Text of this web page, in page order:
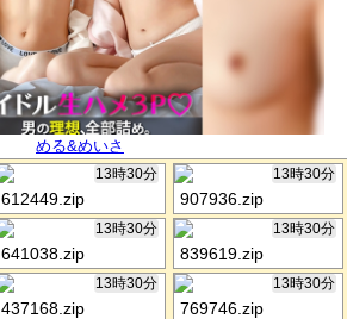
める&めいさ
13時30分
612449.zip
13時30分
907936.zip
13時30分
641038.zip
13時30分
839619.zip
13時30分
437168.zip
13時30分
769746.zip